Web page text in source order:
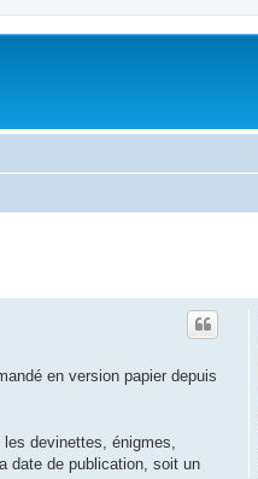
en version papier depuis
devinettes, énigmes,
date de publication, soit un